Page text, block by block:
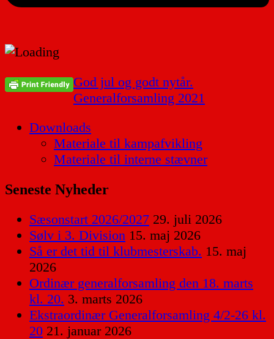
Indlægsnavigation
God jul og godt nytår.
Generalforsamling 2021
Downloads
Materiale til kampafvikling
Materiale til interne stævner
Seneste Nyheder
Sæsonstart 2026/2027 29. juli 2026
Sølv i 3. Division 15. maj 2026
Så er det tid til klubmesterskab. 15. maj
2026
Ordinær generalforsamling den 18. marts
kl. 20. 3. marts 2026
Ekstraordinær Generalforsamling 4/2-26 kl.
20 21. januar 2026